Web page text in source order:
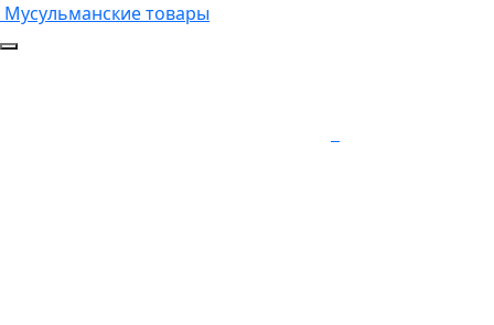
Мусульманские товары